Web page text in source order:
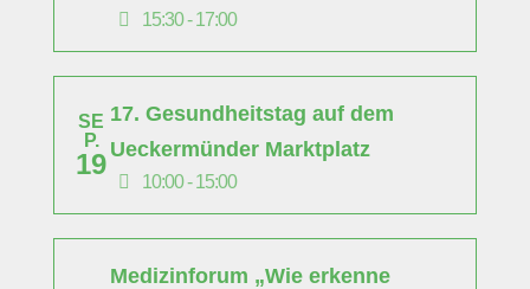
15:30 - 17:00
SE
P.
19
17. Gesundheitstag auf dem
Ueckermünder Marktplatz
10:00 - 15:00
Medizinforum „Wie erkenne